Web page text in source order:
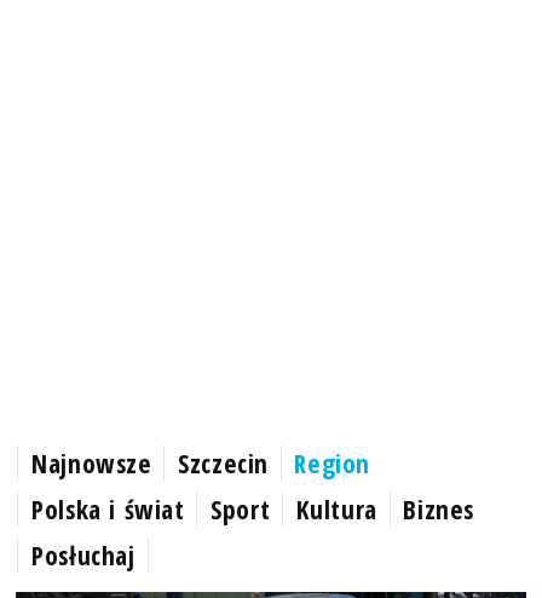
Najnowsze Szczecin
Region
Polska i świat
Sport Kultura
Biznes
Posłuchaj